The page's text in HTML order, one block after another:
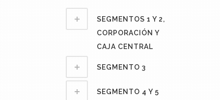
SEGMENTOS 1 Y 2,
CORPORACIÓN Y
CAJA CENTRAL
SEGMENTO 3
SEGMENTO 4 Y 5